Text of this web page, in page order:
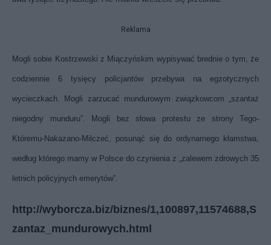
Reklama
Mogli sobie Kostrzewski z Miączyńskim wypisywać brednie o tym, że
codziennie 6 tysięcy policjantów przebywa na egzotycznych
wycieczkach. Mogli zarzucać mundurowym związkowcom „szantaż
niegodny munduru”. Mogli bez słowa protestu ze strony Tego-
Któremu-Nakazano-Milczeć, posunąć się do ordynarnego kłamstwa,
według którego mamy w Polsce do czynienia z „zalewem zdrowych 35
letnich policyjnych emerytów”.
http://wyborcza.biz/biznes/1,100897,11574688,S
zantaz_mundurowych.html